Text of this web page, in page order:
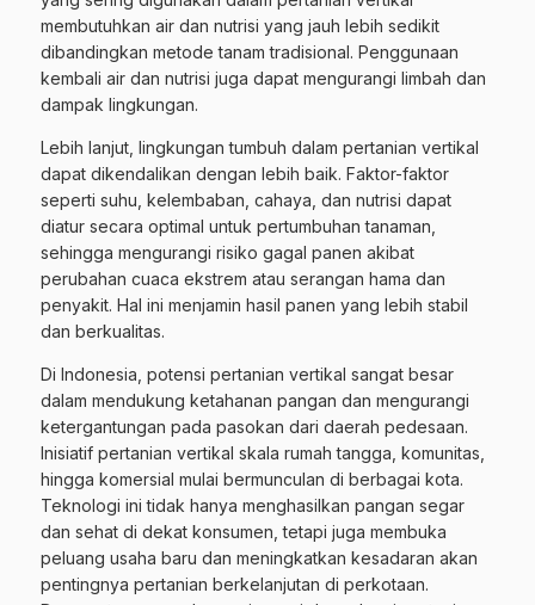
membutuhkan air dan nutrisi yang jauh lebih sedikit
dibandingkan metode tanam tradisional. Penggunaan
kembali air dan nutrisi juga dapat mengurangi limbah dan
dampak lingkungan.
Lebih lanjut, lingkungan tumbuh dalam pertanian vertikal
dapat dikendalikan dengan lebih baik. Faktor-faktor
seperti suhu, kelembaban, cahaya, dan nutrisi dapat
diatur secara optimal untuk pertumbuhan tanaman,
sehingga mengurangi risiko gagal panen akibat
perubahan cuaca ekstrem atau serangan hama dan
penyakit. Hal ini menjamin hasil panen yang lebih stabil
dan berkualitas.
Di Indonesia, potensi pertanian vertikal sangat besar
dalam mendukung ketahanan pangan dan mengurangi
ketergantungan pada pasokan dari daerah pedesaan.
Inisiatif pertanian vertikal skala rumah tangga, komunitas,
hingga komersial mulai bermunculan di berbagai kota.
Teknologi ini tidak hanya menghasilkan pangan segar
dan sehat di dekat konsumen, tetapi juga membuka
peluang usaha baru dan meningkatkan kesadaran akan
pentingnya pertanian berkelanjutan di perkotaan.